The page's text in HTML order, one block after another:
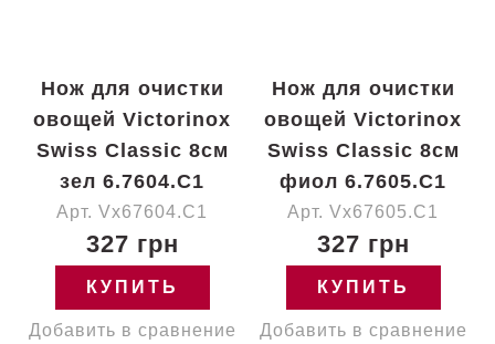
Нож для очистки
овощей Victorinox
Swiss Classic 8см
зел 6.7604.C1
Арт. Vx67604.C1
327 грн
КУПИТЬ
Добавить в сравнение
Нож для очистки
овощей Victorinox
Swiss Classic 8см
фиол 6.7605.C1
Арт. Vx67605.C1
327 грн
КУПИТЬ
Добавить в сравнение